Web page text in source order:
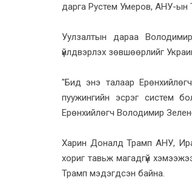
дарга Рустем Умеров, АНУ-ын
Уулзалтын дараа
үйлдвэрлэх зөвшөөрлийг
"Бид энэ талаар
пуужингийн эсрэг систем
Ерөнхийлөгч Володимир
Харин Доналд Трамп АНУ,
хориг тавьж магадгүй
Трамп мэдэгдсэн байна.